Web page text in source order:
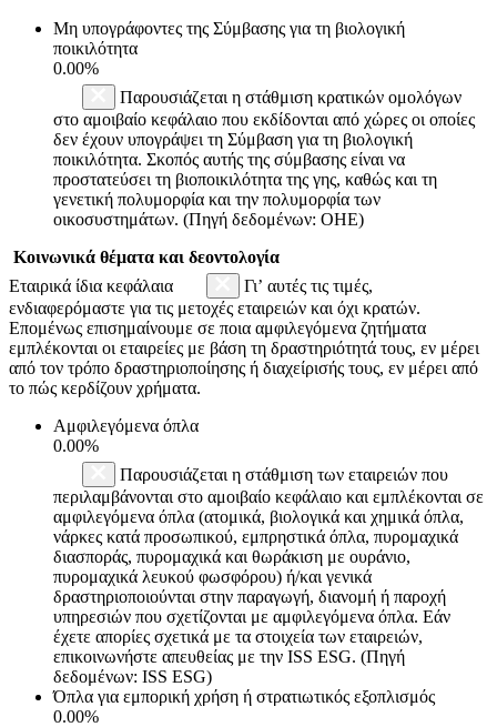
Μη υπογράφοντες της Σύμβασης για τη βιολογική
ποικιλότητα
0.00%
Παρουσιάζεται η στάθμιση κρατικών ομολόγων
στο αμοιβαίο κεφάλαιο που εκδίδονται από χώρες οι οποίες
δεν έχουν υπογράψει τη Σύμβαση για τη βιολογική
ποικιλότητα. Σκοπός αυτής της σύμβασης είναι να
προστατεύσει τη βιοποικιλότητα της γης, καθώς και τη
γενετική πολυμορφία και την πολυμορφία των
οικοσυστημάτων. (Πηγή δεδομένων: ΟΗΕ)
Κοινωνικά θέματα και δεοντολογία
Εταιρικά ίδια κεφάλαια
Γι’ αυτές τις τιμές,
ενδιαφερόμαστε για τις μετοχές εταιρειών και όχι κρατών.
Επομένως επισημαίνουμε σε ποια αμφιλεγόμενα ζητήματα
εμπλέκονται οι εταιρείες με βάση τη δραστηριότητά τους, εν μέρει
από τον τρόπο δραστηριοποίησης ή διαχείρισής τους, εν μέρει από
το πώς κερδίζουν χρήματα.
Αμφιλεγόμενα όπλα
0.00%
Παρουσιάζεται η στάθμιση των εταιρειών που
περιλαμβάνονται στο αμοιβαίο κεφάλαιο και εμπλέκονται σε
αμφιλεγόμενα όπλα (ατομικά, βιολογικά και χημικά όπλα,
νάρκες κατά προσωπικού, εμπρηστικά όπλα, πυρομαχικά
διασποράς, πυρομαχικά και θωράκιση με ουράνιο,
πυρομαχικά λευκού φωσφόρου) ή/και γενικά
δραστηριοποιούνται στην παραγωγή, διανομή ή παροχή
υπηρεσιών που σχετίζονται με αμφιλεγόμενα όπλα. Εάν
έχετε απορίες σχετικά με τα στοιχεία των εταιρειών,
επικοινωνήστε απευθείας με την ISS ESG. (Πηγή
δεδομένων: ISS ESG)
Όπλα για εμπορική χρήση ή στρατιωτικός εξοπλισμός
0.00%